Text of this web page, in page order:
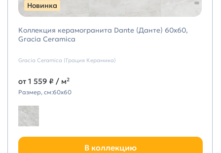
Новинка
Коллекция керамогранита Dante (Данте) 60х60,
Gracia Ceramica
Gracia Ceramica (Грация Керамика)
от 1 559 ₽ / м²
Размер, см:60х60
В коллекцию